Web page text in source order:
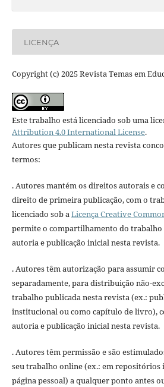
LICENÇA
Copyright (c) 2025 Revista Temas em
Este trabalho está licenciado sob uma
Attribution 4.0 International License.
Autores que publicam nesta revista
termos:
. Autores mantém os direitos autorais e
direito de primeira publicação, com o
licenciado sob aLicença Creative
permite o compartilhamento do trabalho
autoria e publicação inicial nesta revista.
. Autores têm autorização para assumir
separadamente, para distribuição não-
trabalho publicada nesta revista (ex.:
institucional ou como capítulo de livro),
autoria e publicação inicial nesta revista.
. Autores têm permissão e são
seu trabalho online (ex.: em repositórios
página pessoal) a qualquer ponto antes